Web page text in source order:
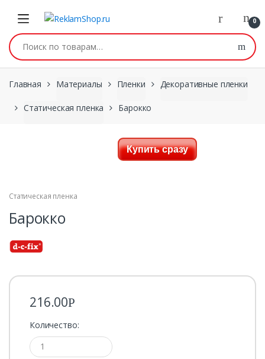
0
Искать:
Главная Материалы Пленки Декоративные пленки
Статическая пленка Барокко
Купить сразу
Статическая пленка
Барокко
216.00Р
Количество: